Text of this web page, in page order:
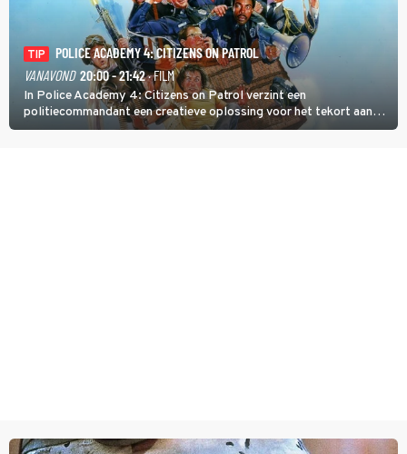
TIP
POLICE ACADEMY 4: CITIZENS ON PATROL
VANAVOND 20:00 - 21:42· FILM
In Police Academy 4: Citizens on Patrol verzint een
politiecommandant een creatieve oplossing voor het tekort aan
agenten.